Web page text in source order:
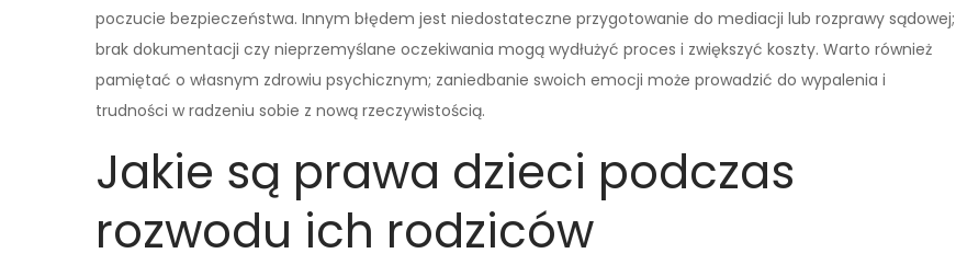
poczucie bezpieczeństwa. Innym błędem jest niedostateczne przygotowanie do mediacji lub rozprawy sądowej;
brak dokumentacji czy nieprzemyślane oczekiwania mogą wydłużyć proces i zwiększyć koszty. Warto również
pamiętać o własnym zdrowiu psychicznym; zaniedbanie swoich emocji może prowadzić do wypalenia i
trudności w radzeniu sobie z nową rzeczywistością.
Jakie są prawa dzieci podczas
rozwodu ich rodziców